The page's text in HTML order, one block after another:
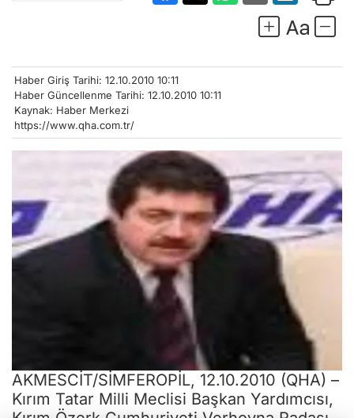
Haber Giriş Tarihi: 12.10.2010 10:11
Haber Güncellenme Tarihi: 12.10.2010 10:11
Kaynak: Haber Merkezi
https://www.qha.com.tr/
AKMESCİT/SİMFEROPİL, 12.10.2010 (QHA) –
Kırım Tatar Milli Meclisi Başkan Yardımcısı,